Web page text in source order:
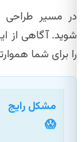
در مسیر
شوید. آگاهی از
را برای شما
مشکل رایج
😱